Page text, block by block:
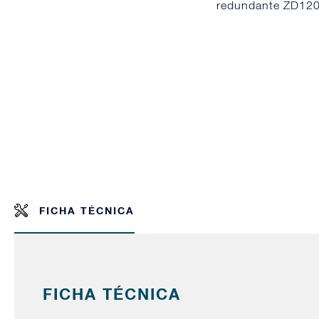
redundante
FICHA TÉCNICA
FICHA TÉCNICA